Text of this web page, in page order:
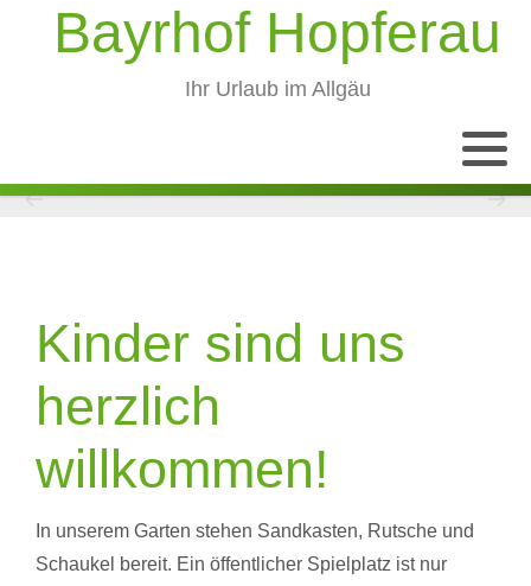
Bayrhof Hopferau
Ihr Urlaub im Allgäu
Kinder sind uns
herzlich
willkommen!
In unserem Garten stehen Sandkasten, Rutsche und
Schaukel bereit. Ein öffentlicher Spielplatz ist nur